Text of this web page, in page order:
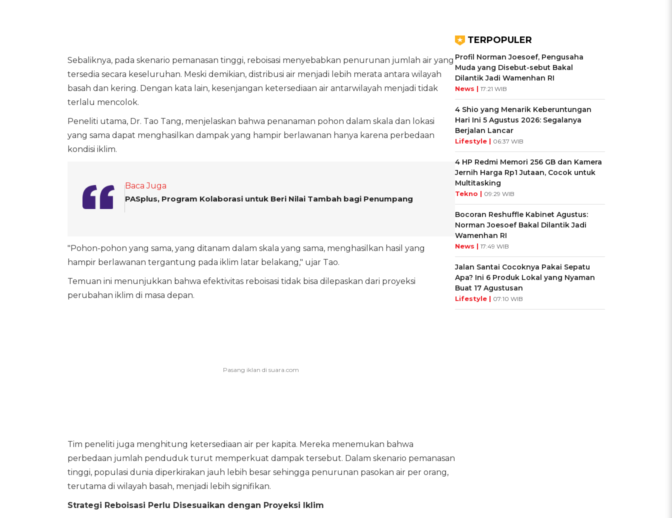
Sebaliknya, pada skenario pemanasan tinggi, reboisasi menyebabkan penurunan jumlah air yang
tersedia secara keseluruhan. Meski demikian, distribusi air menjadi lebih merata antara wilayah
basah dan kering. Dengan kata lain, kesenjangan ketersediaan air antarwilayah menjadi tidak
terlalu mencolok.
Peneliti utama, Dr. Tao Tang, menjelaskan bahwa penanaman pohon dalam skala dan lokasi
yang sama dapat menghasilkan dampak yang hampir berlawanan hanya karena perbedaan
kondisi iklim.
Baca Juga
PASplus, Program Kolaborasi untuk Beri Nilai Tambah bagi Penumpang
"Pohon-pohon yang sama, yang ditanam dalam skala yang sama, menghasilkan hasil yang
hampir berlawanan tergantung pada iklim latar belakang," ujar Tao.
Temuan ini menunjukkan bahwa efektivitas reboisasi tidak bisa dilepaskan dari proyeksi
perubahan iklim di masa depan.
Tim peneliti juga menghitung ketersediaan air per kapita. Mereka menemukan bahwa
perbedaan jumlah penduduk turut memperkuat dampak tersebut. Dalam skenario pemanasan
tinggi, populasi dunia diperkirakan jauh lebih besar sehingga penurunan pasokan air per orang,
terutama di wilayah basah, menjadi lebih signifikan.
Strategi Reboisasi Perlu Disesuaikan dengan Proyeksi Iklim
TERPOPULER
Profil Norman Joesoef, Pengusaha
Muda yang Disebut-sebut Bakal
Dilantik Jadi Wamenhan RI
News | 17:21 WIB
4 Shio yang Menarik Keberuntungan
Hari Ini 5 Agustus 2026: Segalanya
Berjalan Lancar
Lifestyle | 06:37 WIB
4 HP Redmi Memori 256 GB dan Kamera
Jernih Harga Rp1 Jutaan, Cocok untuk
Multitasking
Tekno | 09:29 WIB
Bocoran Reshuffle Kabinet Agustus:
Norman Joesoef Bakal Dilantik Jadi
Wamenhan RI
News | 17:49 WIB
Jalan Santai Cocoknya Pakai Sepatu
Apa? Ini 6 Produk Lokal yang Nyaman
Buat 17 Agustusan
Lifestyle | 07:10 WIB